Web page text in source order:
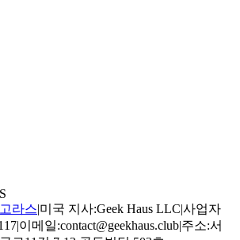
라스|미국 지사:Geek Haus LLC|사업자
|이메일:contact@geekhaus.club|주소:서